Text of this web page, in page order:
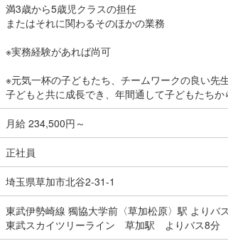
満3歳から5歳児クラスの担任
またはそれに関わるそのほかの業務
※実務経験があれば尚可
※元気一杯の子どもたち、チームワークの良い先
子どもと共に成長でき、年間通して子どもたち
月給 234,500円～
正社員
埼玉県草加市北谷2-31-1
東武伊勢崎線 獨協大学前〈草加松原〉駅 よりバ
東武スカイツリーライン 草加駅 よりバス8分